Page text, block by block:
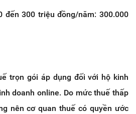
đến 300 triệu đồng/năm: 300.000
trọn gói áp dụng đối với hộ kinh
doanh online. Do mức thuế thấp
nên cơ quan thuế có quyền ước